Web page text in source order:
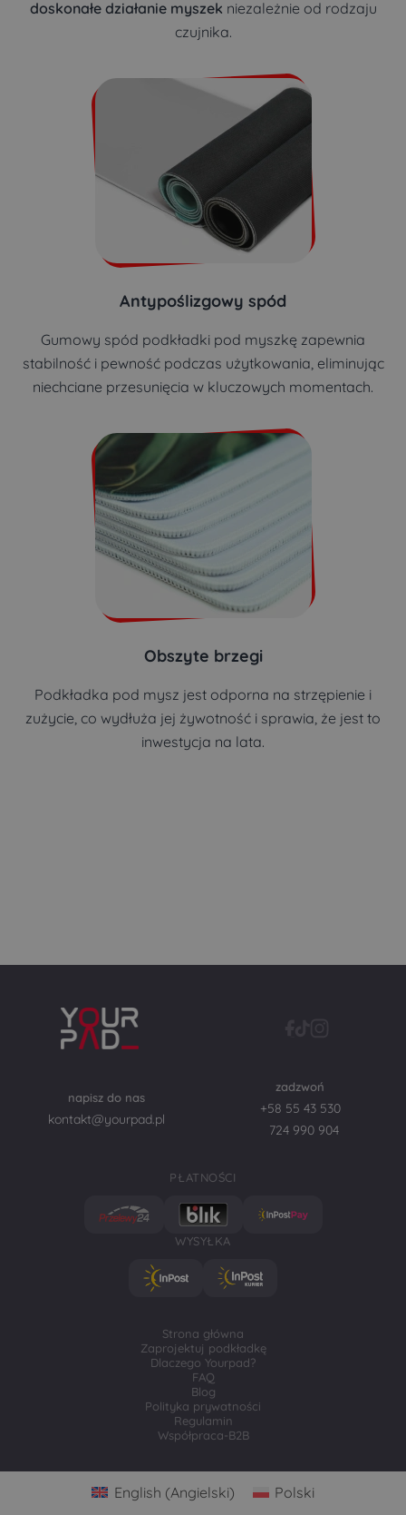
doskonałe działanie myszek niezależnie od rodzaju
czujnika.
Antypoślizgowy spód
Gumowy spód podkładki pod myszkę zapewnia
stabilność i pewność podczas użytkowania, eliminując
niechciane przesunięcia w kluczowych momentach.
Obszyte brzegi
Podkładka pod mysz jest odporna na strzępienie i
zużycie, co wydłuża jej żywotność i sprawia, że jest to
inwestycja na lata.
PŁATNOŚCI
WYSYŁKA
napisz do nas
kontakt@yourpad.pl
zadzwoń
+58 55 43 530
724 990 904
Strona główna
Zaprojektuj podkładkę
Dlaczego Yourpad?
FAQ
Blog
Polityka prywatności
Regulamin
Współpraca-B2B
English (Angielski) Polski